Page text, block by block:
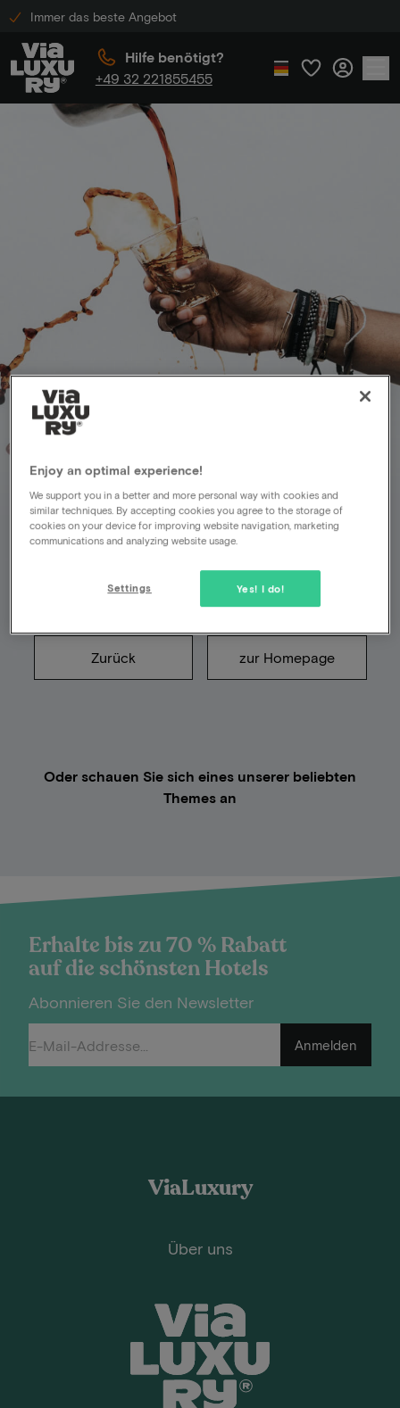
Immer das beste Angebot
Hilfe benötigt?
+49 32 221855455
Leider ist etwas schief
gelaufen
Die Seite, nach der Sie gesucht haben, existiert
Zurück zur Homepage
Oder schauen Sie sich eines unserer beliebten
Themes an
Erhalte bis zu 70 % Rabatt
auf die schönsten Hotels
Abonnieren Sie den Newsletter
Anmelden
ViaLuxury
Über uns
Enjoy an optimal experience!
We support you in a better and more personal way with cookies and
similar techniques. By accepting cookies you agree to the storage of
cookies on your device for improving website navigation, marketing
communications and analyzing website usage.
Yes! I do!
Settings